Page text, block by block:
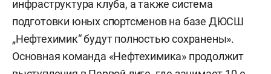
инфраструктура клуба, а также система
подготовки юных спортсменов на базе ДЮСШ
„Нефтехимик“ будут полностью сохранены».
Основная команда «Нефтехимика» продолжит